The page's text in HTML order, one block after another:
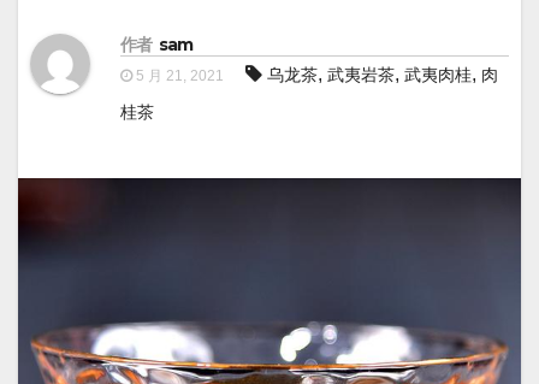
作者 sam
5 月 21, 2021 乌龙茶, 武夷岩茶, 武夷肉桂, 肉
桂茶